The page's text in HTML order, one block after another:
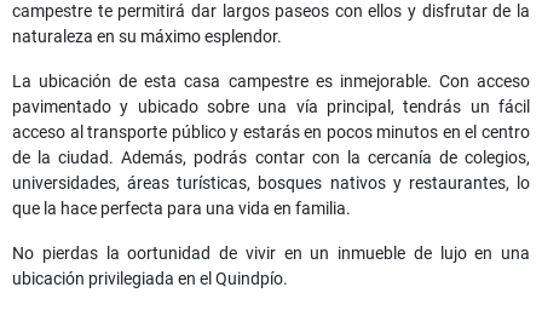
campestre te permitirá dar largos paseos con ellos y disfrutar de la
naturaleza en su máximo esplendor.
La ubicación de esta casa campestre es inmejorable. Con acceso
pavimentado y ubicado sobre una vía principal, tendrás un fácil
acceso al transporte público y estarás en pocos minutos en el centro
de la ciudad. Además, podrás contar con la cercanía de colegios,
universidades, áreas turísticas, bosques nativos y restaurantes, lo
que la hace perfecta para una vida en familia.
No pierdas la oortunidad de vivir en un inmueble de lujo en una
ubicación privilegiada en el Quindpío.